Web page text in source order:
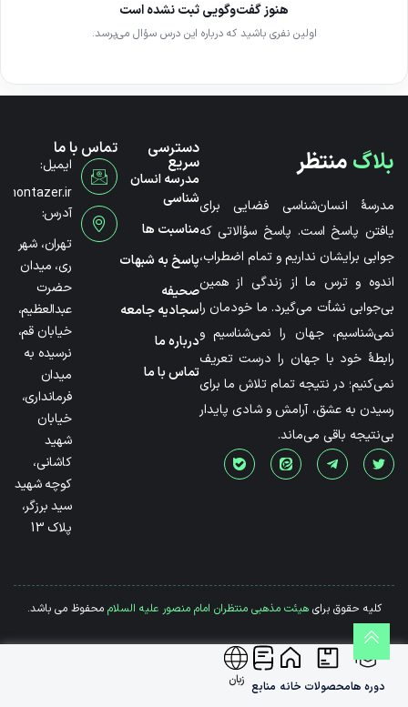
هنوز گفت‌وگویی ثبت نشده است
اولین نفری باشید که درباره این درس سؤال می‌پرسد.
بلاگمنتظر
مدرسۀ انسان‌شناسی فضایی برای
یافتن پاسخ است. پاسخ سؤالاتی که
جوابی برایشان نداریم و تمام اضطراب،
اندوه و ترس ما از زندگی از همین
بی‌جوابی نشأت می‌گیرد. ما خودمان را
نمی‌شناسیم، جهان را نمی‌شناسیم و
رابطۀ خود با جهان را درست تعریف
نمی‌کنیم؛ در نتیجه تمام تلاش ما برای
رسیدن به عشق، آرامش و شادی پایدار
بی‌نتیجه باقی می‌ماند.
دسترسی
سریع
مدرسه انسان
شناسی
مناسبت ها
پاسخ به شبهات
صحیفه
سجادیه جامعه
درباره ما
تماس با ما
تماس با ما
ایمیل:
آدرس:
تهران، شهر
ری، میدان
حضرت
عبدالعظیم،
خیابان قم،
نرسیده به
میدان
فرمانداری،
خیابان
شهید
کاشانی،
کوچه شهید
سید برزگر،
پلاک 13
کلیه حقوق برایهیئت مذهبی منتظران امام منصور علیه السلاممحفوظ می باشد.
دوره هامحصولات خانه منابع زبان